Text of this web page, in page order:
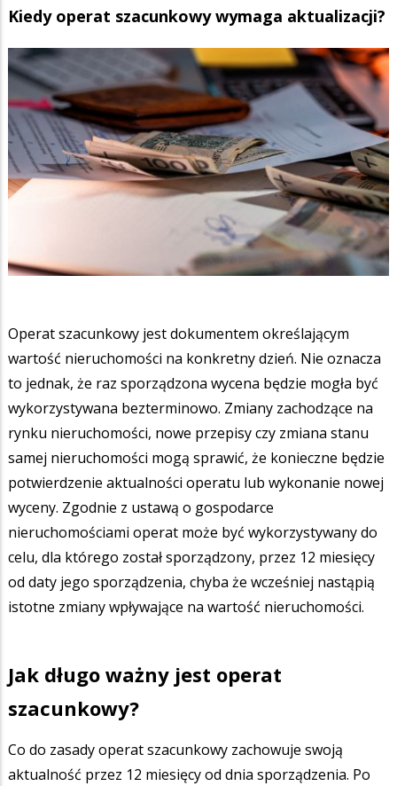
Kiedy operat szacunkowy wymaga aktualizacji?
Operat szacunkowy jest dokumentem określającym
wartość nieruchomości na konkretny dzień. Nie oznacza
to jednak, że raz sporządzona wycena będzie mogła być
wykorzystywana bezterminowo. Zmiany zachodzące na
rynku nieruchomości, nowe przepisy czy zmiana stanu
samej nieruchomości mogą sprawić, że konieczne będzie
potwierdzenie aktualności operatu lub wykonanie nowej
wyceny. Zgodnie z ustawą o gospodarce
nieruchomościami operat może być wykorzystywany do
celu, dla którego został sporządzony, przez 12 miesięcy
od daty jego sporządzenia, chyba że wcześniej nastąpią
istotne zmiany wpływające na wartość nieruchomości.
Jak długo ważny jest operat
szacunkowy?
Co do zasady operat szacunkowy zachowuje swoją
aktualność przez 12 miesięcy od dnia sporządzenia. Po